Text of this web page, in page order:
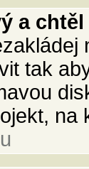
a
tak
na